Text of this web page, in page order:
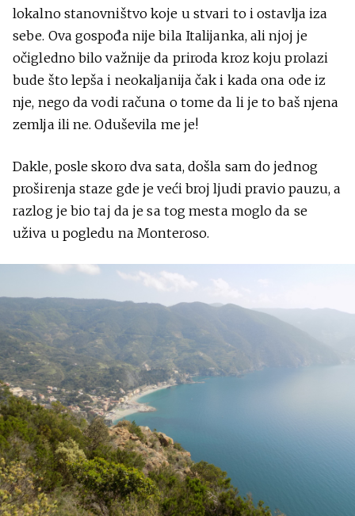
lokalno stanovništvo koje u stvari to i ostavlja iza
sebe. Ova gospođa nije bila Italijanka, ali njoj je
očigledno bilo važnije da priroda kroz koju prolazi
bude što lepša i neokaljanija čak i kada ona ode iz
nje, nego da vodi računa o tome da li je to baš njena
zemlja ili ne. Oduševila me je!
Dakle, posle skoro dva sata, došla sam do jednog
proširenja staze gde je veći broj ljudi pravio pauzu, a
razlog je bio taj da je sa tog mesta moglo da se
uživa u pogledu na Monteroso.